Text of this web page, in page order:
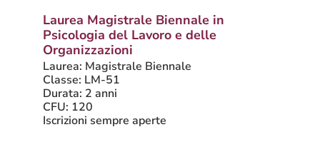
Laurea Magistrale Biennale in
Psicologia del Lavoro e delle
Organizzazioni
Laurea: Magistrale Biennale
Classe: LM-51
Durata: 2 anni
CFU: 120
Iscrizioni sempre aperte